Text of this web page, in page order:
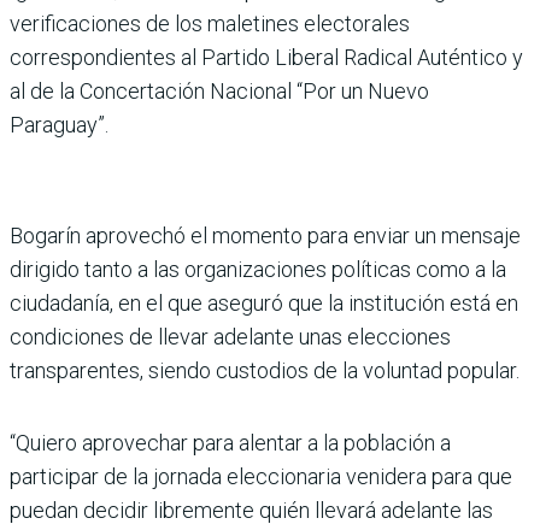
verificaciones de los maletines electorales
correspondientes al Partido Liberal Radical Auténtico y
al de la Concertación Nacional “Por un Nuevo
Paraguay”.
Bogarín aprovechó el momento para enviar un mensaje
dirigido tanto a las organizaciones políticas como a la
ciudadanía, en el que aseguró que la institución está en
condiciones de llevar adelante unas elecciones
transparentes, siendo custodios de la voluntad popular.
“Quiero aprovechar para alentar a la población a
participar de la jornada eleccionaria venidera para que
puedan decidir libremente quién llevará adelante las